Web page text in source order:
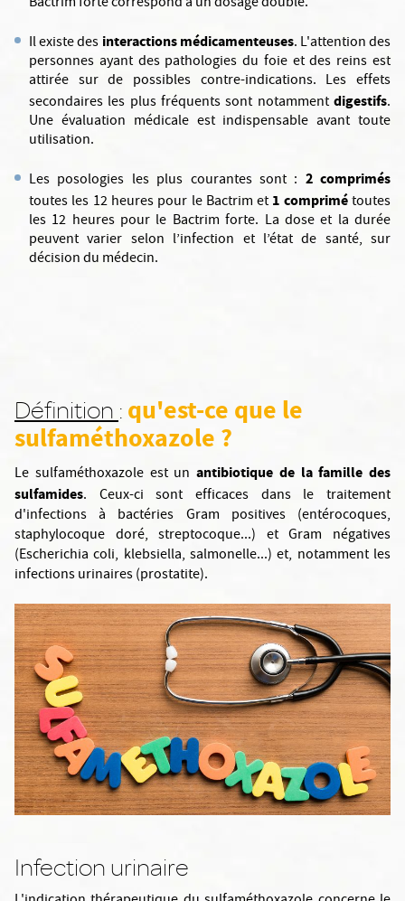
Il existe des interactions médicamenteuses. L'attention des
personnes ayant des pathologies du foie et des reins est
attirée sur de possibles contre-indications. Les effets
secondaires les plus fréquents sont notamment digestifs.
Une évaluation médicale est indispensable avant toute
utilisation.
Les posologies les plus courantes sont : 2 comprimés
toutes les 12 heures pour le Bactrim et 1 comprimétoutes
les 12 heures pour le Bactrim forte. La dose et la durée
peuvent varier selon l’infection et l’état de santé, sur
décision du médecin.
Définition : qu'est-ce que le
sulfaméthoxazole ?
Le sulfaméthoxazole est un antibiotique de la famille des
sulfamides. Ceux-ci sont efficaces dans le traitement
d'infections à bactéries Gram positives (entérocoques,
staphylocoque doré, streptocoque...) et Gram négatives
(Escherichia coli, klebsiella, salmonelle...) et, notamment les
infections urinaires (prostatite).
Infection urinaire